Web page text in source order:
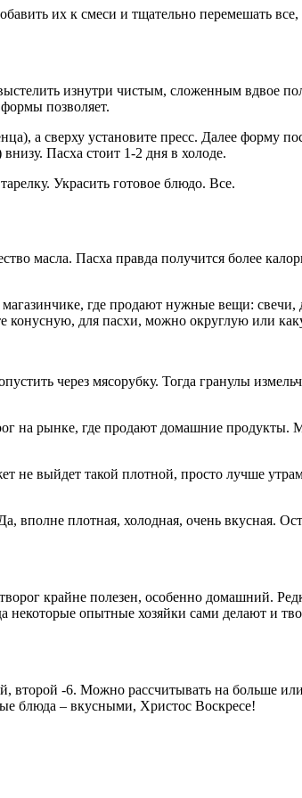
их к смеси и тщательно перемешать
изнутри чистым, сложенным вдвое
позволяет.
а сверху установите пресс. Далее форму
Пасха стоит 1-2 дня в холоде.
Украсить готовое блюдо. Все.
масла. Пасха правда получится более
где продают нужные вещи: свечи,
для пасхи, можно округлую или
через мясорубку. Тогда гранулы
на рынке, где продают домашние продукты.
не выйдет такой плотной, просто лучше
вполне плотная, холодная, очень вкусная.
крайне полезен, особенно домашний.
опытные хозяйки сами делают и
-6. Можно рассчитывать на больше
блюда – вкусными, Христос Воскресе!